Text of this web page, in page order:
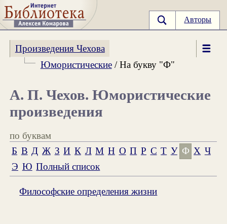
Авторы
Произведения Чехова
Юмористические/ На букву "Ф"
А. П. Чехов. Юмористические
произведения
по буквам
Б В Д Ж З И К Л М Н О П Р С Т У Ф Х Ч
Э Ю Полный список
Философские определения жизни